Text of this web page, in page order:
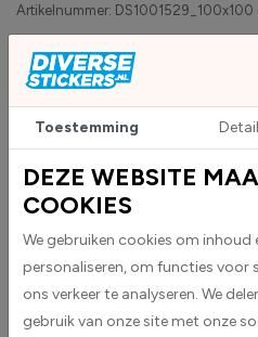
Artikelnummer: DS1001529_100x100
Eigen productie
Zakelijk betaling op factuur
Levensduur 5 jaar
Uv-bestendig &
Custom sticker maken?
Toestemming
DEZE WEBSITE
COOKIES
We gebruiken cookies om inhoud
personaliseren, om functies voor
ons verkeer te analyseren. We
gebruik van onze site met onze